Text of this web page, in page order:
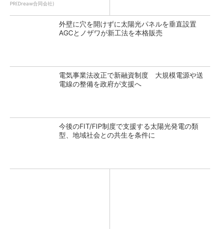
PR(Dreaw合同会社)
外壁に穴を開けずに太陽光パネルを垂直設置
AGCとノザワが新工法を本格販売
電気事業法改正で新融資制度 大規模電源や送
電線の整備を政府が支援へ
今後のFIT/FIP制度で支援する太陽光発電の類
型、地域社会との共生を条件に